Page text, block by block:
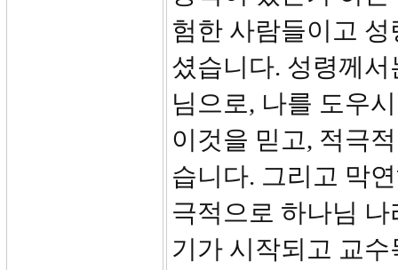
험한 사람들이고
셨습니다. 성령께
님으로, 나를 도우
이것을 믿고, 적극
습니다. 그리고 막
극적으로 하나님
기가 시작되고 교